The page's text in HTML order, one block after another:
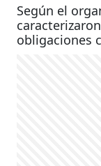
Según el
obligaciones